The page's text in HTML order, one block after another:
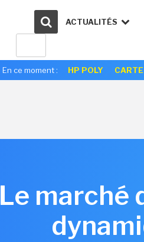
ACTUALITÉS
En ce moment : HP POLY
Le marché